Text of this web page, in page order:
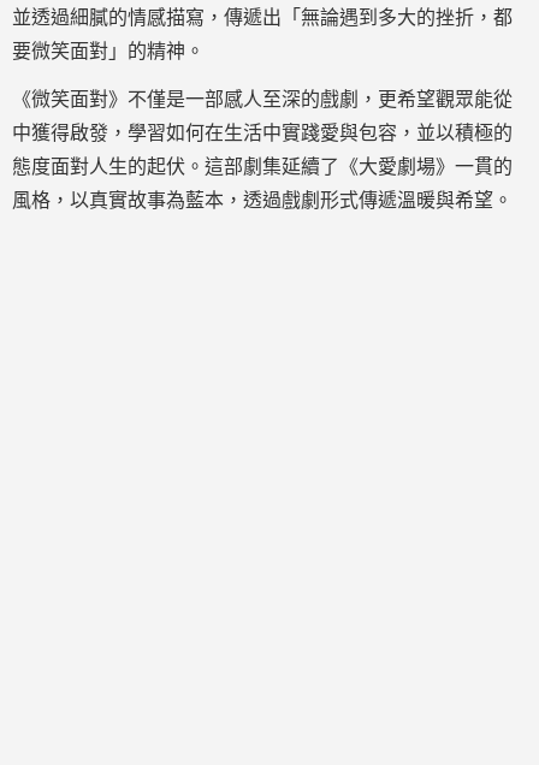
並透過細膩的情感描寫，傳遞出「無論遇到多大的挫折，都
要微笑面對」的精神。
《微笑面對》不僅是一部感人至深的戲劇，更希望觀眾能從
中獲得啟發，學習如何在生活中實踐愛與包容，並以積極的
態度面對人生的起伏。這部劇集延續了《大愛劇場》一貫的
風格，以真實故事為藍本，透過戲劇形式傳遞溫暖與希望。